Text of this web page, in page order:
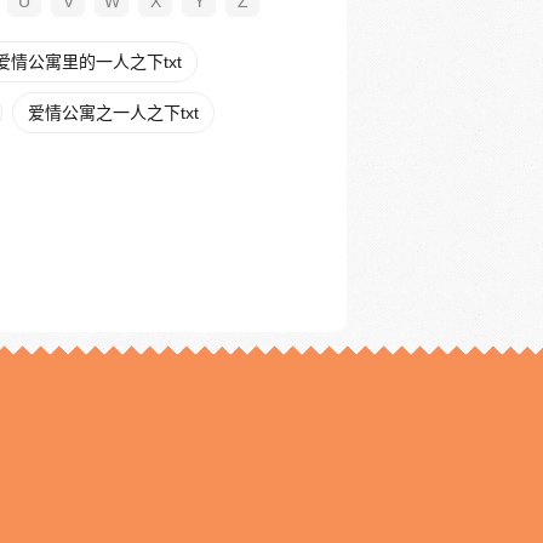
情公寓里的一人之下txt
爱情公寓之一人之下txt